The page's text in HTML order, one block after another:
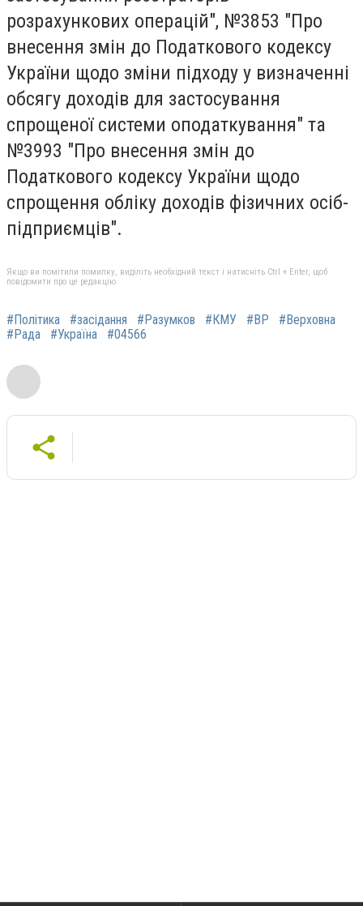
розрахункових операцій", №3853 "Про
внесення змін до Податкового кодексу
України щодо зміни підходу у визначенні
обсягу доходів для застосування
спрощеної системи оподаткування" та
№3993 "Про внесення змін до
Податкового кодексу України щодо
спрощення обліку доходів фізичних осіб-
підприємців".
Якщо ви помітили помилку, виділіть необхідний текст і натисніть Ctrl + Enter, щоб
повідомити про це редакцію
#Політика #засідання #Разумков #КМУ #ВР
#Верховна
#Рада
#Україна #04566